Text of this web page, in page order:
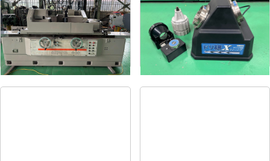
メーカー シギヤ精機
形 式GP-30B-100H
年 式1991
メーカー ニシガキ
形 式ドリ研Xシンニング
式-